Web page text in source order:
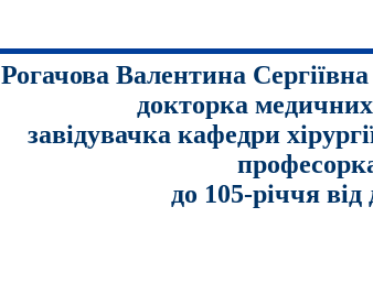
Рогачова Валентина
докторка
завідувачка кафедри
до 105-річчя